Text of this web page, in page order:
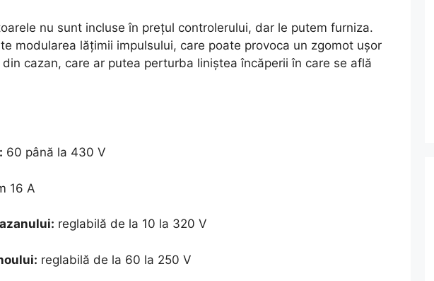
nu sunt incluse în prețul controlerului, dar le putem furniza.
modularea lățimii impulsului, care poate provoca un zgomot ușor
cazan, care ar putea perturba liniștea încăperii în care se află
60 până la 430 V
16 A
reglabilă de la 10 la 320 V
reglabilă de la 60 la 250 V